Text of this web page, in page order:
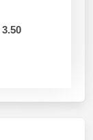
3.50